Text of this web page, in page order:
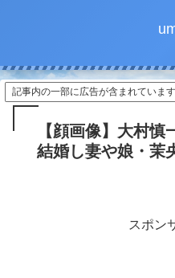
記事内の一部に広告が含まれています
【顔画像】大村慎
結婚し妻や娘・茉
スポン